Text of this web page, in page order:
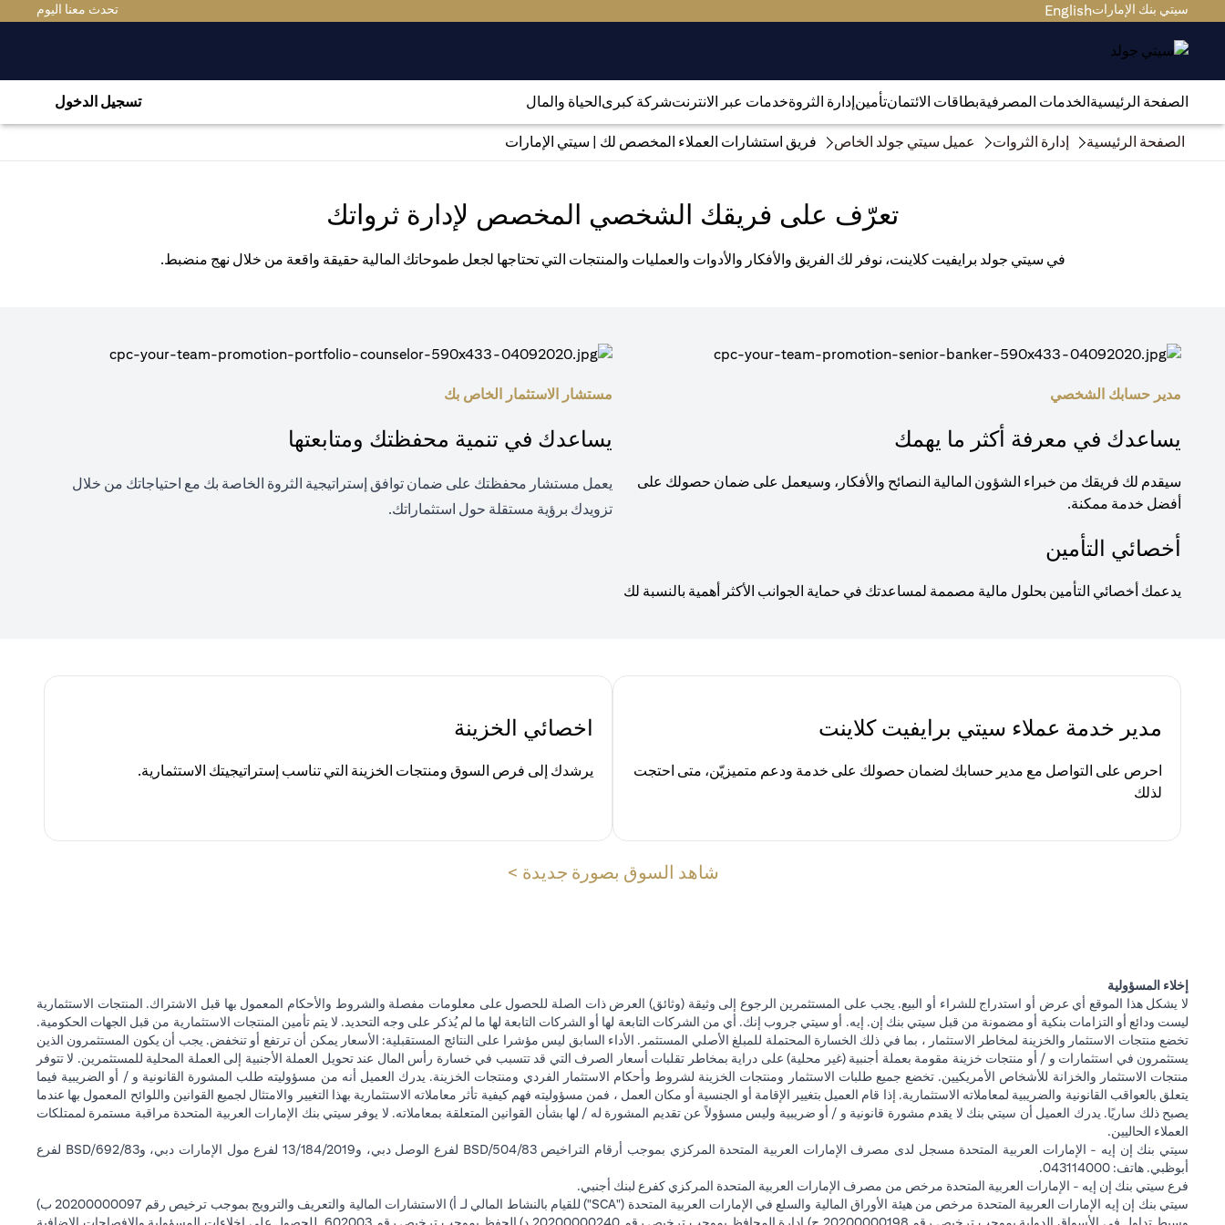
سيتي بنك الإماراتEnglish تحدث معنا اليوم
الصفحة الرئيسيةالخدمات المصرفيةبطاقات الائتمانتأمينإدارة الثروةخدمات عبر الانترنتشركة كبرىالحياة والمال تسجيل الدخول
الصفحة الرئيسية إدارة الثروات عميل سيتي جولد الخاص فريق استشارات العملاء المخصص لك | سيتي الإمارات
تعرّف على فريقك الشخصي المخصص لإدارة ثرواتك
في سيتي جولد برايفيت كلاينت، نوفر لك الفريق والأفكار والأدوات والعمليات والمنتجات التي تحتاجها لجعل طموحاتك المالية حقيقة واقعة من خلال نهج منضبط.
مدير حسابك الشخصي
يساعدك في معرفة أكثر ما يهمك
سيقدم لك فريقك من خبراء الشؤون المالية النصائح والأفكار، وسيعمل على ضمان حصولك على
أفضل خدمة ممكنة.
أخصائي التأمين
يدعمك أخصائي التأمين بحلول مالية مصممة لمساعدتك في حماية الجوانب الأكثر أهمية بالنسبة لك
مستشار الاستثمار الخاص بك
يساعدك في تنمية محفظتك ومتابعتها
يعمل مستشار محفظتك على ضمان توافق إستراتيجية الثروة الخاصة بك مع احتياجاتك من خلال
تزويدك برؤية مستقلة حول استثماراتك.
مدير خدمة عملاء سيتي برايفيت كلاينت
احرص على التواصل مع مدير حسابك لضمان حصولك على خدمة ودعم متميزيّن، متى احتجت
لذلك
اخصائي الخزينة
يرشدك إلى فرص السوق ومنتجات الخزينة التي تناسب إستراتيجيتك الاستثمارية.
شاهد السوق بصورة جديدة >
إخلاء المسؤولية
لا يشكل هذا الموقع أي عرض أو استدراج للشراء أو البيع. يجب على المستثمرين الرجوع إلى وثيقة (وثائق) العرض ذات الصلة للحصول على معلومات مفصلة والشروط والأحكام المعمول بها قبل الاشتراك. المنتجات الاستثمارية
ليست ودائع أو التزامات بنكية أو مضمونة من قبل سيتي بنك إن. إيه. أو سيتي جروب إنك. أي من الشركات التابعة لها أو الشركات التابعة لها ما لم يُذكر على وجه التحديد. لا يتم تأمين المنتجات الاستثمارية من قبل الجهات الحكومية.
تخضع منتجات الاستثمار والخزينة لمخاطر الاستثمار ، بما في ذلك الخسارة المحتملة للمبلغ الأصلي المستثمر. الأداء السابق ليس مؤشرا على النتائج المستقبلية: الأسعار يمكن أن ترتفع أو تنخفض. يجب أن يكون المستثمرون الذين
يستثمرون في استثمارات و / أو منتجات خزينة مقومة بعملة أجنبية (غير محلية) على دراية بمخاطر تقلبات أسعار الصرف التي قد تتسبب في خسارة رأس المال عند تحويل العملة الأجنبية إلى العملة المحلية للمستثمرين. لا تتوفر
منتجات الاستثمار والخزانة للأشخاص الأمريكيين. تخضع جميع طلبات الاستثمار ومنتجات الخزينة لشروط وأحكام الاستثمار الفردي ومنتجات الخزينة. يدرك العميل أنه من مسؤوليته طلب المشورة القانونية و / أو الضريبية فيما
يتعلق بالعواقب القانونية والضريبية لمعاملاته الاستثمارية. إذا قام العميل بتغيير الإقامة أو الجنسية أو مكان العمل ، فمن مسؤوليته فهم كيفية تأثر معاملاته الاستثمارية بهذا التغيير والامتثال لجميع القوانين واللوائح المعمول بها عندما
يصبح ذلك ساريًا. يدرك العميل أن سيتي بنك لا يقدم مشورة قانونية و / أو ضريبية وليس مسؤولاً عن تقديم المشورة له / لها بشأن القوانين المتعلقة بمعاملاته. لا يوفر سيتي بنك الإمارات العربية المتحدة مراقبة مستمرة لممتلكات
العملاء الحاليين.
سيتي بنك إن إيه - الإمارات العربية المتحدة مسجل لدى مصرف الإمارات العربية المتحدة المركزي بموجب أرقام التراخيص BSD/504/83 لفرع الوصل دبي، و13/184/2019 لفرع مول الإمارات دبي، وBSD/692/83 لفرع
أبوظبي. هاتف: 043114000.
فرع سيتي بنك إن إيه - الإمارات العربية المتحدة مرخص من مصرف الإمارات العربية المتحدة المركزي كفرع لبنك أجنبي.
سيتي بنك إن إيه الإمارات العربية المتحدة مرخص من هيئة الأوراق المالية والسلع في الإمارات العربية المتحدة ("SCA") للقيام بالنشاط المالي لـ أ) الاستشارات المالية والتعريف والترويج بموجب ترخيص رقم 20200000097 ب)